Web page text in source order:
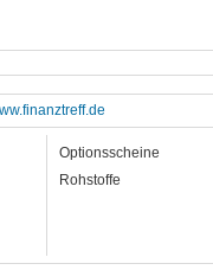
Optionsscheine
Rohstoffe